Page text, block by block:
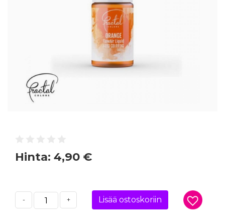
Hinta: 4,90 €
- + Lisää ostoskoriin